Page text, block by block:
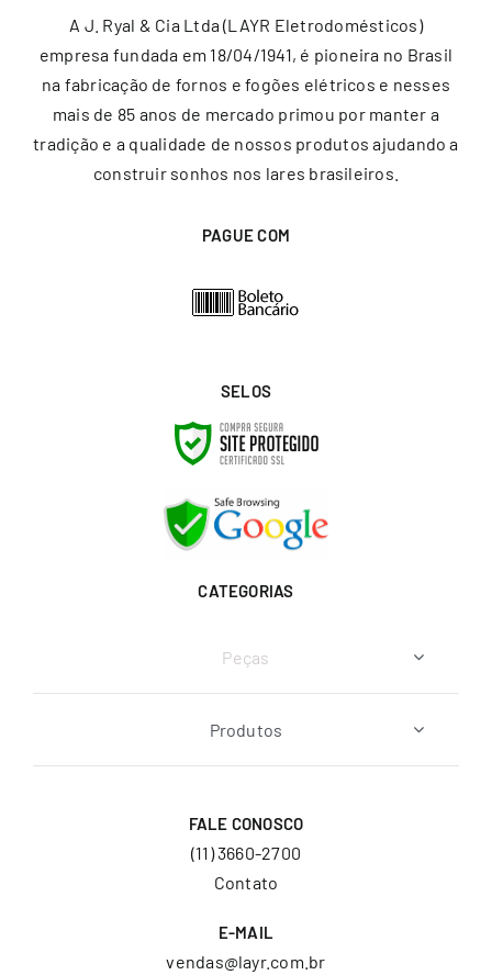
A J. Ryal & Cia Ltda (LAYR Eletrodomésticos)
empresa fundada em 18/04/1941, é pioneira no Brasil
na fabricação de fornos e fogões elétricos e nesses
mais de 85 anos de mercado primou por manter a
tradição e a qualidade de nossos produtos ajudando a
construir sonhos nos lares brasileiros.
PAGUE COM
SELOS
CATEGORIAS
Peças
Produtos
FALE CONOSCO
(11) 3660-2700
Contato
E-MAIL
vendas@layr.com.br